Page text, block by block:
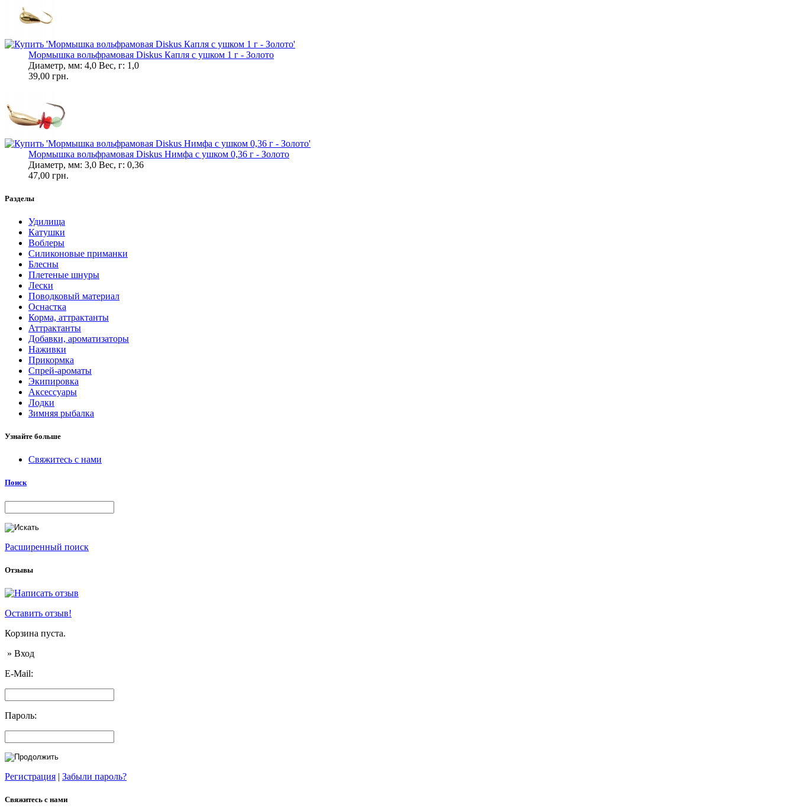
Мормышка вольфрамовая Diskus Капля с ушком 1 г - Золото
Диаметр, мм: 4,0 Вес, г: 1,0
39,00 грн.
Мормышка вольфрамовая Diskus Нимфа с ушком 0,36 г - Золото
Диаметр, мм: 3,0 Вес, г: 0,36
47,00 грн.
Разделы
Удилища
Катушки
Воблеры
Силиконовые приманки
Блесны
Плетеные шнуры
Лески
Поводковый материал
Оснастка
Корма, аттрактанты
Аттрактанты
Добавки, ароматизаторы
Наживки
Прикормка
Спрей-ароматы
Экипировка
Аксессуары
Лодки
Зимняя рыбалка
Узнайте больше
Свяжитесь с нами
Поиск
Расширенный поиск
Отзывы
Оставить отзыв!
Корзина пуста.
» Вход
E-Mail:
Пароль:
Регистрация | Забыли пароль?
Свяжитесь с нами